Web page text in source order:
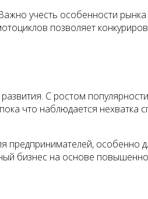
учесть особенности рынка
позволяет
С ростом
что наблюдается нехватка
предпринимателей, особенно
бизнес на основе